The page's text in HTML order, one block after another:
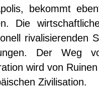
bekommt
Die
rivalisierenden
Der Weg
wird von
Zivilisation.